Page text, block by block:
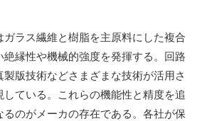
ラス繊維と樹脂を主原料にした複合
縁性や機械的強度を発揮する。回路
版技術などさまざまな技術が活用さ
ている。これらの機能性と精度を追
のがメーカの存在である。各社が保